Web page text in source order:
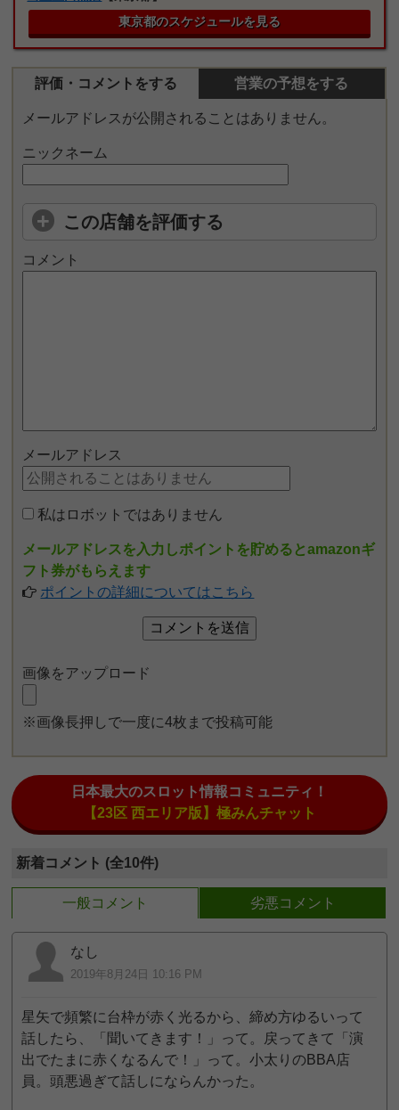
東京都のスケジュールを見る
評価・コメントをする 営業の予想をする
メールアドレスが公開されることはありません。
ニックネーム
この店舗を評価する
コメント
メールアドレス
私はロボットではありません
メールアドレスを入力しポイントを貯めるとamazonギ
フト券がもらえます
ポイントの詳細についてはこちら
画像をアップロード
※画像長押しで一度に4枚まで投稿可能
日本最大のスロット情報コミュニティ！
【23区 西エリア版】極みんチャット
新着コメント (全10件)
一般コメント 劣悪コメント
なし
2019年8月24日 10:16 PM
星矢で頻繁に台枠が赤く光るから、締め方ゆるいって
話したら、「聞いてきます！」って。戻ってきて「演
出でたまに赤くなるんで！」って。小太りのBBA店
員。頭悪過ぎて話しにならんかった。